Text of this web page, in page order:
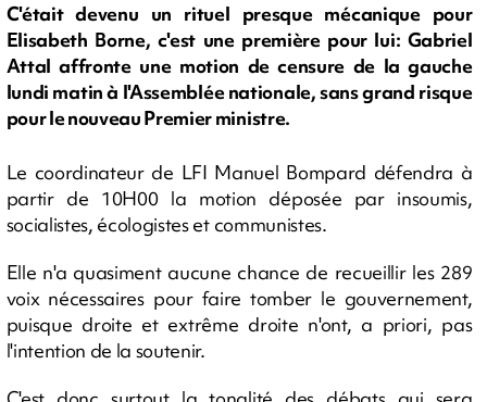
C'était devenu un rituel presque mécanique pour
Elisabeth Borne, c'est une première pour lui: Gabriel
Attal affronte une motion de censure de la gauche
lundi matin à l'Assemblée nationale, sans grand risque
pour le nouveau Premier ministre.
Le coordinateur de LFI Manuel Bompard défendra à
partir de 10H00 la motion déposée par insoumis,
socialistes, écologistes et communistes.
Elle n'a quasiment aucune chance de recueillir les 289
voix nécessaires pour faire tomber le gouvernement,
puisque droite et extrême droite n'ont, a priori, pas
l'intention de la soutenir.